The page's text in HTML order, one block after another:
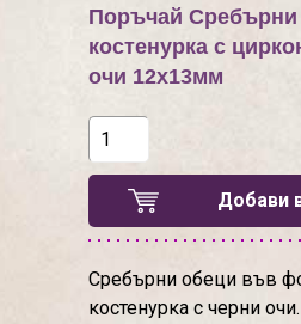
Поръчай Сребърни
костенурка с
очи 12х13мм
Добави
Сребърни обеци във
костенурка с черни